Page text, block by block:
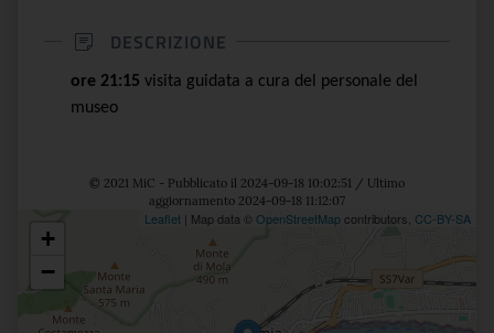
DESCRIZIONE
ore 21:15 visita guidata a cura del personale del
museo
© 2021 MiC - Pubblicato il 2024-09-18 10:02:51 / Ultimo
aggiornamento 2024-09-18 11:12:07
Posizione
+
−
Leaflet | Map data © OpenStreetMapcontributors, CC-BY-SA